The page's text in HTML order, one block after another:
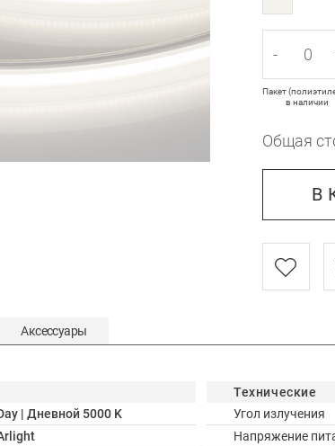
-
Пакет
в наличии
Общая
В
Аксессуары
| Дневной 5000 K
Технические
Угол излучения
Напряжение